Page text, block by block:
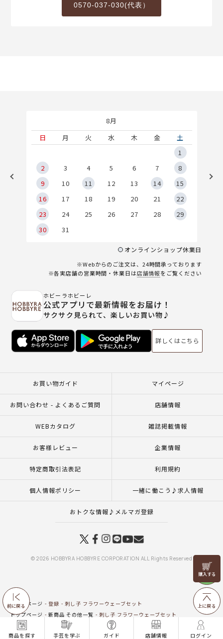
商品を探す 手芸を学ぶ ガイド 店舗情報 ログイン
前に戻る
リリヤン
フェア
上に戻る
0570-037-030(代表）
8月
日
月 火 水 木 金
土
1
2
3 4 5 6 7
8
9
10 11 12 13 14
15
16
17 18 19 20 21
22
23
24 25 26 27 28
29
30
31
オンラインショップ休業日
※Webからのご注文は、24時間承っております
※各実店舗の営業時間・休業日は店舗情報をご覧ください
ホビーラホビーレ
公式アプリで最新情報をお届け！
サクサク見られて、楽しいお買い物♪
詳しくはこちら
お買い物ガイド マイページ
お問い合わせ - よくあるご質問 店舗情報
WEBカタログ 雑誌掲載情報
お客様レビュー 企業情報
特定商取引法表記 利用規約
個人情報ポリシー 一緒に働こう♪求人情報
おトクな情報♪メルマガ登録
© 2026 HOBBYRA HOBBYRE CORPORATION ALL Rights Reserved
トップページ 登録
刺し子 フラワーウェーブセット
トップページ
新商品 その他一覧
刺し子 フラワーウェーブセット
トップページ
特集一覧 刺し子ふきん・刺し子糸 刺し子（ふきん）
伝統柄の刺
トップページ
特集一覧 買ったその日からチクチク楽しむホビーラホビーレの刺し子